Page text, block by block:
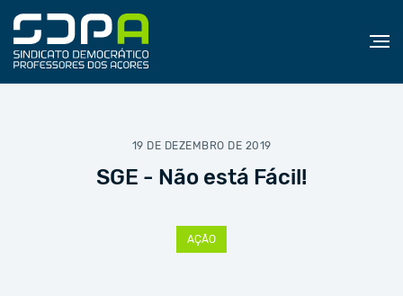
19 DE DEZEMBRO DE 2019
SGE - Não está Fácil!
AÇÃO